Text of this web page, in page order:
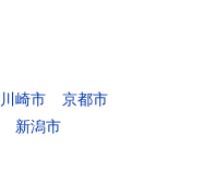
川崎市
京都市
新潟市